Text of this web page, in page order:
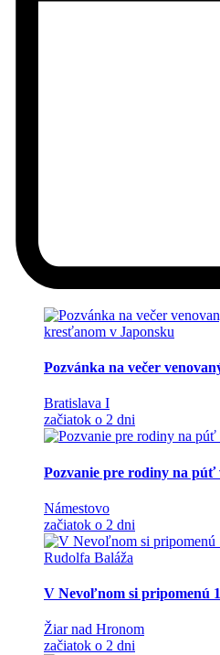
Pozvánka na večer
Bratislava I
začiatok o 2 dni
Pozvanie pre rodiny na púť
Námestovo
začiatok o 2 dni
V Nevoľnom si pripomenú
Žiar nad Hronom
začiatok o 2 dni